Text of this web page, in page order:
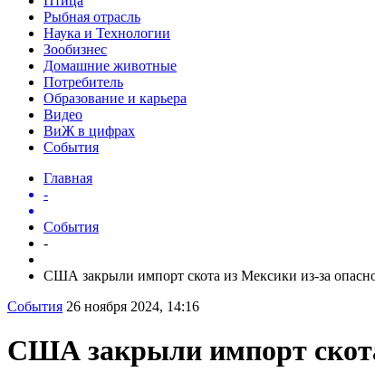
Рыбная отрасль
Наука и Технологии
Зообизнес
Домашние животные
Потребитель
Образование и карьера
Видео
ВиЖ в цифрах
События
Главная
-
События
-
США закрыли импорт скота из Мексики из-за
События 26 ноября 2024, 14:16
США закрыли импорт